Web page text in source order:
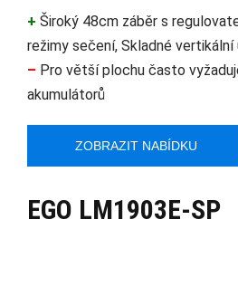
+ Široký 48cm záběr s
režimy sečení, Skladné vertikální
– Pro větší plochu často
akumulátorů
ZOBRAZIT NABÍDKU
EGO LM1903E-SP